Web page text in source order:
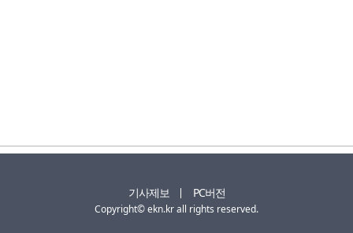
기사제보 PC버전
Copyright© ekn.kr all rights reserved.